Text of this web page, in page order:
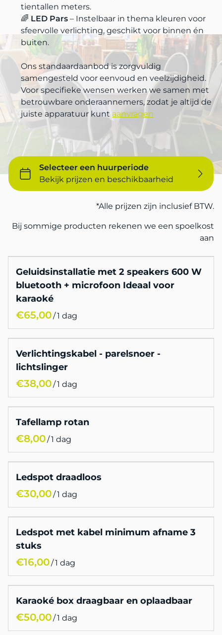
tientallen meters.
🌈 LED Pars – Instelbaar in thema kleuren voor
sfeervolle verlichting, geschikt voor binnen én
buiten.
Ons standaardaanbod is zorgvuldig
samengesteld voor eenvoud en veelzijdigheid.
Voor specifieke wensen werken we samen met
betrouwbare onderaannemers, zodat je altijd de
juiste apparatuur kunt aanvragen
*Alle prijzen zijn inclusief BTW.
Bij sommige producten rekenen we een spoelkost
aan
Geluidsinstallatie met 2 speakers 600 W
bluetooth + microfoon Ideaal voor
karaoké
/
Verlichtingskabel - parelsnoer -
lichtslinger
/
Tafellamp rotan
/
Ledspot draadloos
/
Ledspot met kabel minimum afname 3
stuks
/
Karaoké box draagbaar en oplaadbaar
/